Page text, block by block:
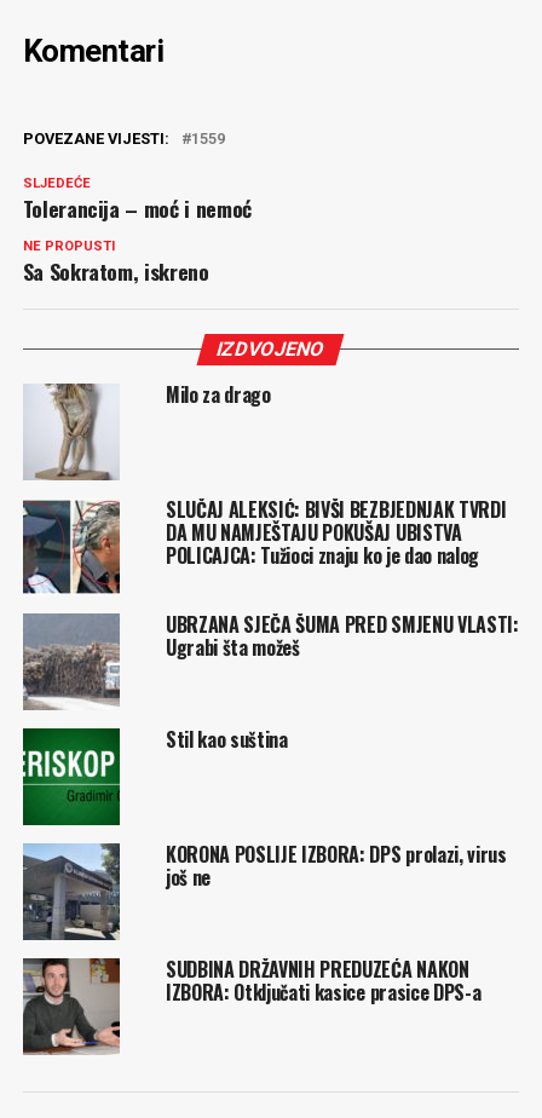
Komentari
POVEZANE VIJESTI: 1559
SLJEDEĆE
Tolerancija – moć i nemoć
NE PROPUSTI
Sa Sokratom, iskreno
IZDVOJENO
Milo za drago
SLUČAJ ALEKSIĆ: BIVŠI BEZBJEDNJAK TVRDI
DA MU NAMJEŠTAJU POKUŠAJ UBISTVA
POLICAJCA: Tužioci znaju ko je dao nalog
UBRZANA SJEČA ŠUMA PRED SMJENU VLASTI:
Ugrabi šta možeš
Stil kao suština
KORONA POSLIJE IZBORA: DPS prolazi, virus
još ne
SUDBINA DRŽAVNIH PREDUZEĆA NAKON
IZBORA: Otključati kasice prasice DPS-a